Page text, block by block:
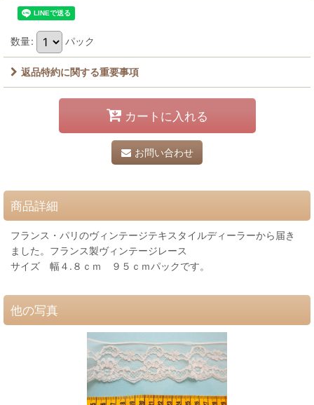
数量: パック
返品特約に関する重要事項
カートに入れる
お問い合わせ
商品詳細
フランス・パリのヴィンテージテキスタイルディーラーから届き
ました。フランス製ヴィンテージレース
サイズ 幅４.８ｃｍ ９５ｃｍパックです。
他の写真